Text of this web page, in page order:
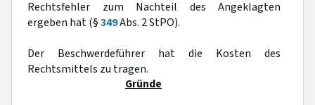
Rechtsfehler zum Nachteil des Angeklagten
ergeben hat (§349Abs. 2 StPO).
Der Beschwerdeführer hat die Kosten des
Rechtsmittels zu tragen.
Gründe